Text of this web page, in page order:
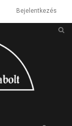
Bejelentkezés